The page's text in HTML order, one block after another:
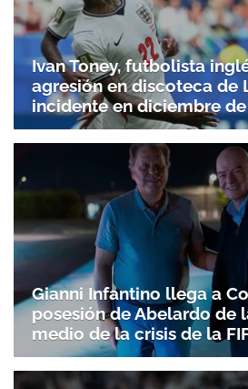
Ivan Toney, futbolista
agresión en discoteca de
incidente en diciembre
Gianni Infantino llega a
posesión de Abelardo de
medio de la crisis de la